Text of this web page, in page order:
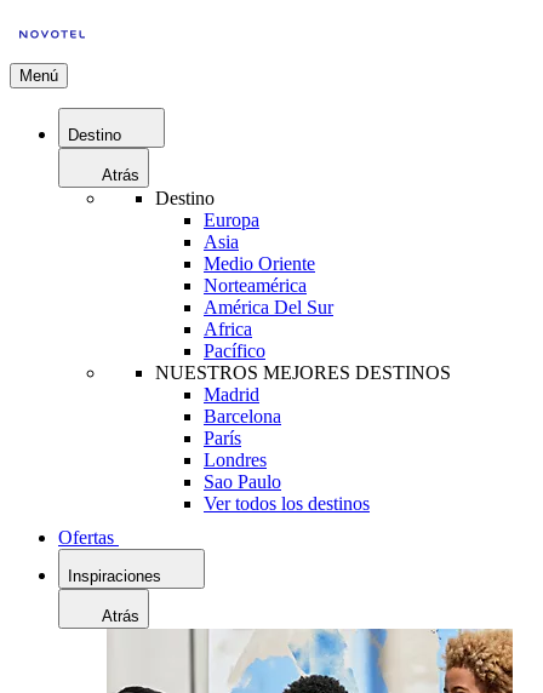
Menú
Destino
Atrás
Destino
Europa
Asia
Medio Oriente
Norteamérica
América Del Sur
Africa
Pacífico
NUESTROS MEJORES DESTINOS
Madrid
Barcelona
París
Londres
Sao Paulo
Ver todos los destinos
Ofertas
Inspiraciones
Atrás